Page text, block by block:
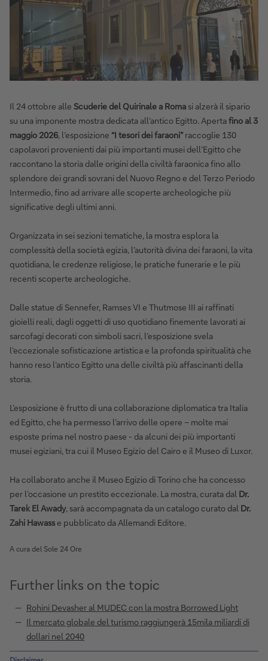
Il 24 ottobre alle Scuderie del Quirinale a Roma si alzerà il sipario
su una imponente mostra dedicata all’antico Egitto. Apertafino al 3
maggio 2026, l’esposizione “I tesori dei faraoni” raccoglie 130
capolavori provenienti dai più importanti musei dell’Egitto che
raccontano la storia dalle origini della civiltà faraonica fino allo
splendore dei grandi sovrani del Nuovo Regno e del Terzo Periodo
Intermedio, fino ad arrivare alle scoperte archeologiche più
significative degli ultimi anni.
Organizzata in sei sezioni tematiche, la mostra esplora la
complessità della società egizia, l’autorità divina dei faraoni, la vita
quotidiana, le credenze religiose, le pratiche funerarie e le più
recenti scoperte archeologiche.
Dalle statue di Sennefer, Ramses VI e Thutmose III ai raffinati
gioielli reali, dagli oggetti di uso quotidiano finemente lavorati ai
sarcofagi decorati con simboli sacri, l’esposizione svela
l’eccezionale sofisticazione artistica e la profonda spiritualità che
hanno reso l’antico Egitto una delle civiltà più affascinanti della
storia.
L’esposizione è frutto di una collaborazione diplomatica tra Italia
ed Egitto, che ha permesso l’arrivo delle opere – molte mai
esposte prima nel nostro paese - da alcuni dei più importanti
musei egiziani, tra cui il Museo Egizio del Cairo e il Museo di Luxor.
Ha collaborato anche il Museo Egizio di Torino che ha concesso
per l’occasione un prestito eccezionale. La mostra, curata dal Dr.
Tarek El Awady, sarà accompagnata da un catalogo curato dal Dr.
Zahi Hawasse pubblicato da Allemandi Editore.
A cura del Sole 24 Ore
Further links on the topic
Rohini Devasher al MUDEC con la mostra Borrowed Light
Il mercato globale del turismo raggiungerà 15mila miliardi di
dollari nel 2040